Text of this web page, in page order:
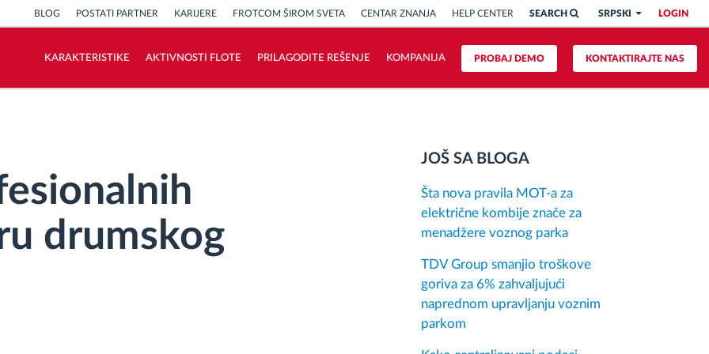
LOGIN
SRPSKI
SEARCH
BLOG POSTATI PARTNER KARIJERE FROTCOM ŠIROM SVETA CENTAR ZNANJA HELP CENTER
KONTAKTIRAJTE NAS
PROBAJ DEMO
KARAKTERISTIKE AKTIVNOSTI FLOTE PRILAGODITE REŠENJE KOMPANIJA
drumskog
JOŠ SA BLOGA
Šta nova pravila MOT-a za
električne kombije znače za
menadžere voznog parka
TDV Group smanjio troškove
goriva za 6% zahvaljujući
naprednom upravljanju voznim
parkom